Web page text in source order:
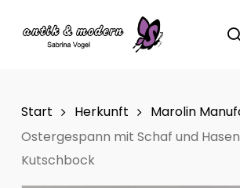
Start Herkunft
Marolin
Ostergespann mit Schaf und
Kutschbock